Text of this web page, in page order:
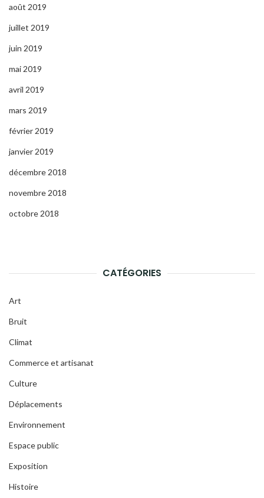
août 2019
juillet 2019
juin 2019
mai 2019
avril 2019
mars 2019
février 2019
janvier 2019
décembre 2018
novembre 2018
octobre 2018
CATÉGORIES
Art
Bruit
Climat
Commerce et artisanat
Culture
Déplacements
Environnement
Espace public
Exposition
Histoire